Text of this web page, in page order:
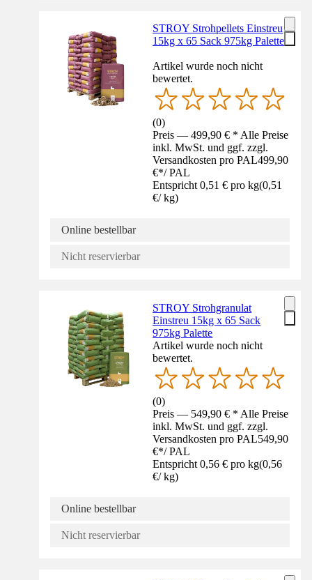
STROY Strohpellets Einstreu
15kg x 65 Sack 975kg Palette
Artikel wurde noch nicht
bewertet.
(0)
Preis — 499,90 € * Alle Preise
inkl. MwSt. und ggf. zzgl.
Versandkosten pro PAL499,90
€*/ PAL
Entspricht 0,51 € pro kg(0,51
€/ kg)
Online bestellbar
Nicht reservierbar
STROY Strohgranulat
Einstreu 15kg x 65 Sack
975kg Palette
Artikel wurde noch nicht
bewertet.
(0)
Preis — 549,90 € * Alle Preise
inkl. MwSt. und ggf. zzgl.
Versandkosten pro PAL549,90
€*/ PAL
Entspricht 0,56 € pro kg(0,56
€/ kg)
Online bestellbar
Nicht reservierbar